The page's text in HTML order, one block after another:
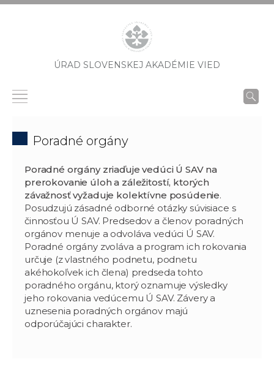
ÚRAD SLOVENSKEJ AKADÉMIE VIED
Poradné orgány
Poradné orgány zriaďuje vedúci Ú SAV na
prerokovanie úloh a záležitostí, ktorých
závažnosť vyžaduje kolektívne posúdenie.
Posudzujú zásadné odborné otázky súvisiace s
činnosťou Ú SAV. Predsedov a členov poradných
orgánov menuje a odvoláva vedúci Ú SAV.
Poradné orgány zvoláva a program ich rokovania
určuje (z vlastného podnetu, podnetu
akéhokoľvek ich člena) predseda tohto
poradného orgánu, ktorý oznamuje výsledky
jeho rokovania vedúcemu Ú SAV. Závery a
uznesenia poradných orgánov majú
odporúčajúci charakter.